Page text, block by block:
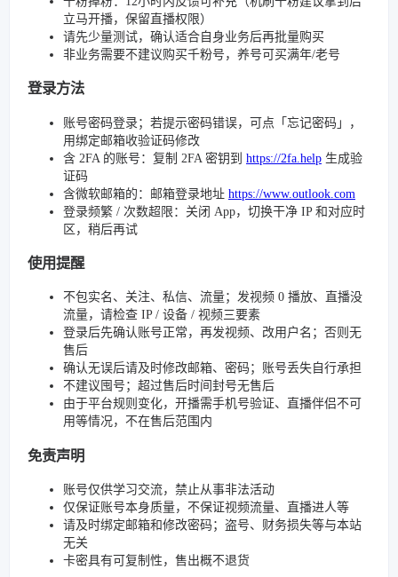
立马开播，保留直播权限）
请先少量测试，确认适合自身业务后再批量购买
非业务需要不建议购买千粉号，养号可买满年/老号
登录方法
账号密码登录；若提示密码错误，可点「忘记密码」，
用绑定邮箱收验证码修改
含 2FA 的账号：复制 2FA 密钥到 https://2fa.help 生成验
证码
含微软邮箱的：邮箱登录地址 https://www.outlook.com
登录频繁 / 次数超限：关闭 App，切换干净 IP 和对应时
区，稍后再试
使用提醒
不包实名、关注、私信、流量；发视频 0 播放、直播没
流量，请检查 IP / 设备 / 视频三要素
登录后先确认账号正常，再发视频、改用户名；否则无
售后
确认无误后请及时修改邮箱、密码；账号丢失自行承担
不建议囤号；超过售后时间封号无售后
由于平台规则变化，开播需手机号验证、直播伴侣不可
用等情况，不在售后范围内
免责声明
账号仅供学习交流，禁止从事非法活动
仅保证账号本身质量，不保证视频流量、直播进人等
请及时绑定邮箱和修改密码；盗号、财务损失等与本站
无关
卡密具有可复制性，售出概不退货